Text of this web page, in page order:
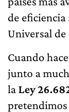
de eficiencia
Universal de
Cuando
junto a
la Ley